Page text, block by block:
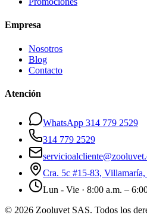
Empresa
Nosotros
Blog
Contacto
Atención
WhatsApp 314 779 2529
314 779 2529
Cra. 5c #15-83, Villamaría,
Lun - Vie · 8:00 a.m. –
© 2026 Zooluvet SAS. Todos los